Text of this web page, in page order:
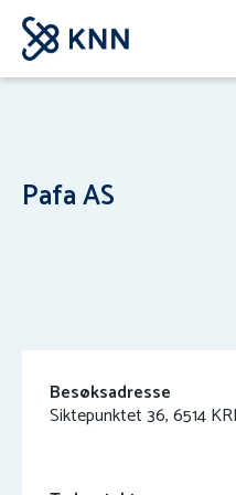
Pafa AS
Besøksadresse
Siktepunktet 36, 6514